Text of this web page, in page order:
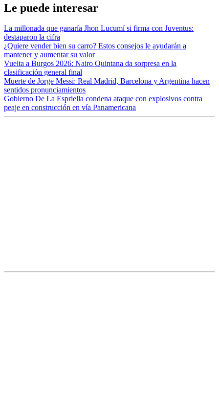
Le puede interesar
La millonada que ganaría Jhon Lucumí si firma con Juventus:
destaparon la cifra
¿Quiere vender bien su carro? Estos consejos le ayudarán a
mantener y aumentar su valor
Vuelta a Burgos 2026: Nairo Quintana da sorpresa en la
clasificación general final
Muerte de Jorge Messi: Real Madrid, Barcelona y Argentina hacen
sentidos pronunciamientos
Gobierno De La Espriella condena ataque con explosivos contra
peaje en construcción en vía Panamericana